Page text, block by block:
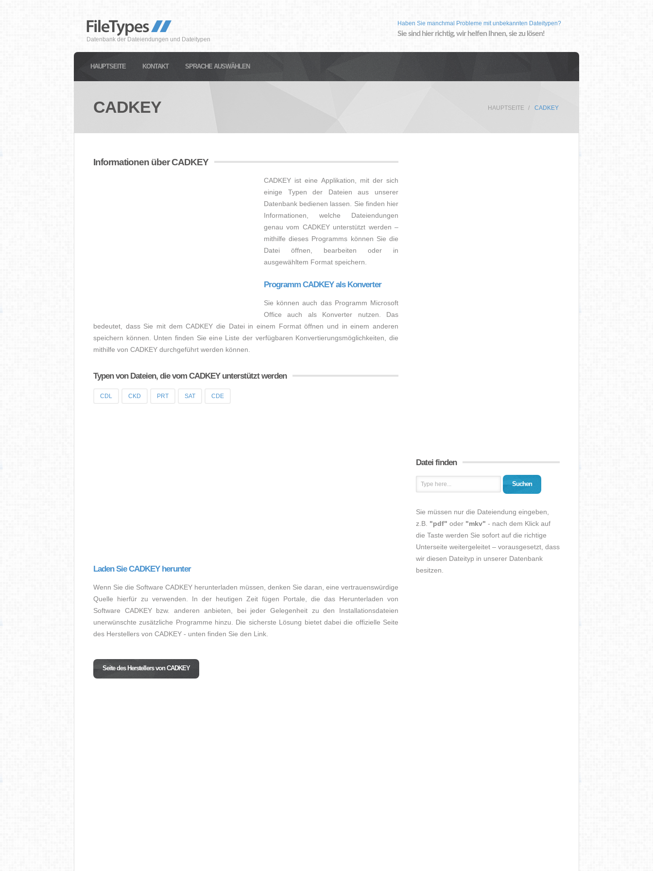
Datenbank der Dateiendungen und Dateitypen
Haben Sie manchmal Probleme mit unbekannten Dateitypen?
Sie sind hier richtig, wir helfen Ihnen, sie zu lösen!
HAUPTSEITE KONTAKT SPRACHE AUSWÄHLEN
CADKEY HAUPTSEITE CADKEY
Informationen über CADKEY
CADKEY ist eine Applikation, mit der sich
einige Typen der Dateien aus unserer
Datenbank bedienen lassen. Sie finden hier
Informationen, welche Dateiendungen
genau vom CADKEY unterstützt werden –
mithilfe dieses Programms können Sie die
Datei öffnen, bearbeiten oder in
ausgewähltem Format speichern.
Programm CADKEY als Konverter
Sie können auch das Programm Microsoft
Office auch als Konverter nutzen. Das
bedeutet, dass Sie mit dem CADKEY die Datei in einem Format öffnen und in einem anderen
speichern können. Unten finden Sie eine Liste der verfügbaren Konvertierungsmöglichkeiten, die
mithilfe von CADKEY durchgeführt werden können.
Typen von Dateien, die vom CADKEY unterstützt werden
CDL CKD PRT SAT CDE
Laden Sie CADKEY herunter
Wenn Sie die Software CADKEY herunterladen müssen, denken Sie daran, eine vertrauenswürdige
Quelle hierfür zu verwenden. In der heutigen Zeit fügen Portale, die das Herunterladen von
Software CADKEY bzw. anderen anbieten, bei jeder Gelegenheit zu den Installationsdateien
unerwünschte zusätzliche Programme hinzu. Die sicherste Lösung bietet dabei die offizielle Seite
des Herstellers von CADKEY - unten finden Sie den Link.
Seite des Herstellers von CADKEY
Datei finden
Suchen
Sie müssen nur die Dateiendung eingeben,
z.B. "pdf" oder "mkv" - nach dem Klick auf
die Taste werden Sie sofort auf die richtige
Unterseite weitergeleitet – vorausgesetzt, dass
wir diesen Dateityp in unserer Datenbank
besitzen.